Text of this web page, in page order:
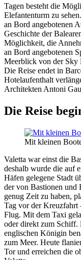
Tagen besteht die
Elefantenturm zu
an Bord angebotenen
Geschichte der
Möglichkeit, die
an Bord angebotenen
Meerblick von der Sky
Die Reise endet in
Hotelaufenthalt
Architekten Antoni
Die Reise
Mit kleinen
Valetta war einst die
deshalb wurde die auf
Häfen gelegene Stadt
der von Bastionen und
genug Zeit zu haben,
Tag vor der Kreuzfahrt
Flug. Mit dem Taxi
oder direkt zum Schiff.
englischen Königin
zum Meer. Heute
Tor und erreichen die